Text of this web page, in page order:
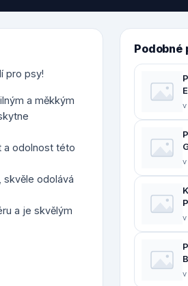
pro psy!
a měkkým
a odolnost této
skvěle odolává
a je skvělým
Podobné